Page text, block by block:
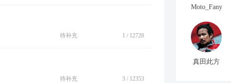
待补充 1 / 12728
待补充 3 / 12353
Moto_Fany
真田此方